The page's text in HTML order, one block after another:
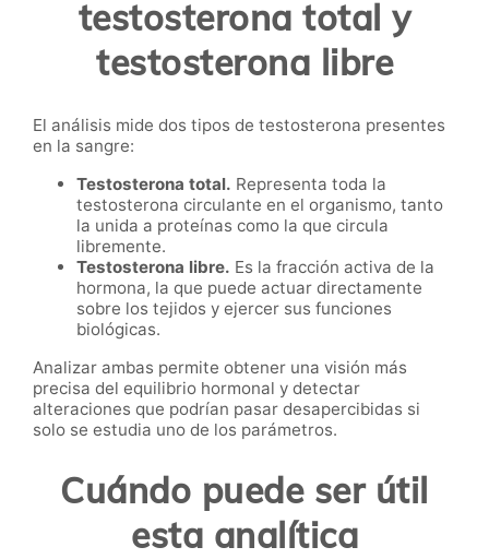
testosterona total y
testosterona libre
El análisis mide dos tipos de testosterona presentes
en la sangre:
Testosterona total. Representa toda la
testosterona circulante en el organismo, tanto
la unida a proteínas como la que circula
libremente.
Testosterona libre. Es la fracción activa de la
hormona, la que puede actuar directamente
sobre los tejidos y ejercer sus funciones
biológicas.
Analizar ambas permite obtener una visión más
precisa del equilibrio hormonal y detectar
alteraciones que podrían pasar desapercibidas si
solo se estudia uno de los parámetros.
Cuándo puede ser útil
esta analítica